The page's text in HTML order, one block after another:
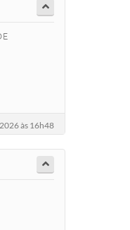
às 16h48